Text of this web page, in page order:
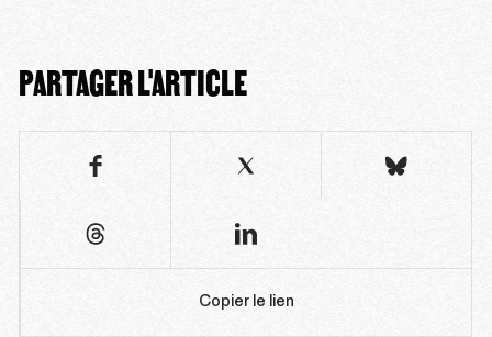
PARTAGER L'ARTICLE
Copier le lien